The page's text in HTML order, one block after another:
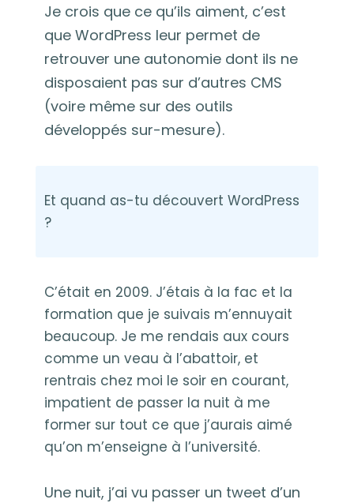
Je crois que ce qu’ils aiment, c’est
que WordPress leur permet de
retrouver une autonomie dont ils ne
disposaient pas sur d’autres CMS
(voire même sur des outils
développés sur-mesure).
Et quand as-tu découvert WordPress
?
C’était en 2009. J’étais à la fac et la
formation que je suivais m’ennuyait
beaucoup. Je me rendais aux cours
comme un veau à l’abattoir, et
rentrais chez moi le soir en courant,
impatient de passer la nuit à me
former sur tout ce que j’aurais aimé
qu’on m’enseigne à l’université.
Une nuit, j’ai vu passer un tweet d’un